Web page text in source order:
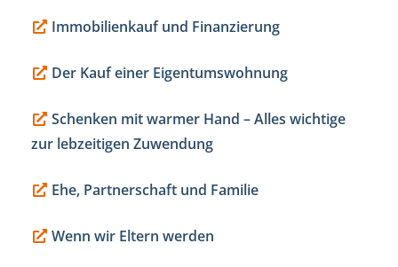
Immobilienkauf und Finanzierung
Der Kauf einer Eigentumswohnung
Schenken mit warmer Hand – Alles wichtige
zur lebzeitigen Zuwendung
Ehe, Partnerschaft und Familie
Wenn wir Eltern werden